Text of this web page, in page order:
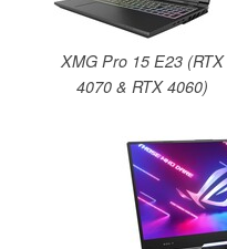
XMG Pro 15 E23 (RTX
4070 & RTX 4060)